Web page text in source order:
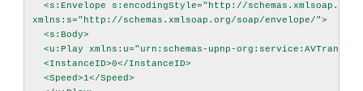
<s:Envelope s:encodingStyle="http://
xmlns:s="http://schemas.xmlsoap.org/soap/envelope/">
  <s:Body>
<u:Play xmlns:u="urn:schemas-upnp-
  <InstanceID>0</InstanceID>
  <Speed>1</Speed>